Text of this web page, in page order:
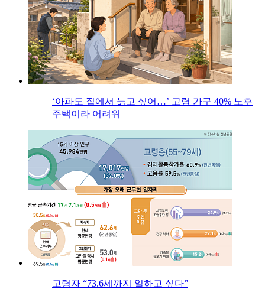
‘아파도 집에서 늙고 싶어…’ 고령 가구 40% 노후
주택이라 어려워
고령자 “73.6세까지 일하고 싶다”